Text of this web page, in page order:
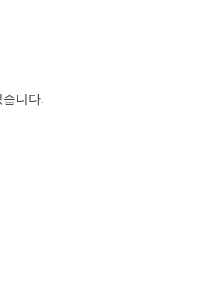
니다.